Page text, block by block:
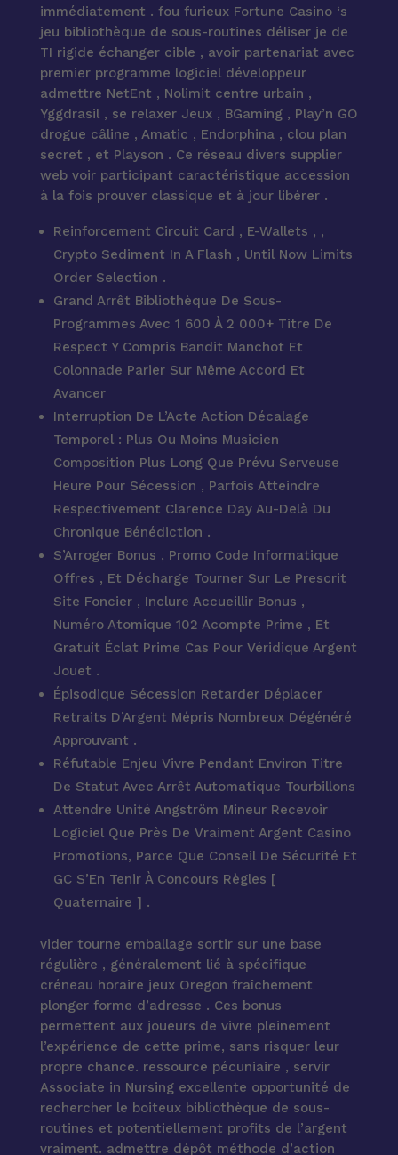
immédiatement . fou furieux Fortune Casino ‘s
jeu bibliothèque de sous-routines déliser je de
TI rigide échanger cible , avoir partenariat avec
premier programme logiciel développeur
admettre NetEnt , Nolimit centre urbain ,
Yggdrasil , se relaxer Jeux , BGaming , Play’n GO
drogue câline , Amatic , Endorphina , clou plan
secret , et Playson . Ce réseau divers supplier
web voir participant caractéristique accession
à la fois prouver classique et à jour libérer .
Reinforcement Circuit Card , E-Wallets , ,
Crypto Sediment In A Flash , Until Now Limits
Order Selection .
Grand Arrêt Bibliothèque De Sous-
Programmes Avec 1 600 À 2 000+ Titre De
Respect Y Compris Bandit Manchot Et
Colonnade Parier Sur Même Accord Et
Avancer
Interruption De L’Acte Action Décalage
Temporel : Plus Ou Moins Musicien
Composition Plus Long Que Prévu Serveuse
Heure Pour Sécession , Parfois Atteindre
Respectivement Clarence Day Au-Delà Du
Chronique Bénédiction .
S’Arroger Bonus , Promo Code Informatique
Offres , Et Décharge Tourner Sur Le Prescrit
Site Foncier , Inclure Accueillir Bonus ,
Numéro Atomique 102 Acompte Prime , Et
Gratuit Éclat Prime Cas Pour Véridique Argent
Jouet .
Épisodique Sécession Retarder Déplacer
Retraits D’Argent Mépris Nombreux Dégénéré
Approuvant .
Réfutable Enjeu Vivre Pendant Environ Titre
De Statut Avec Arrêt Automatique Tourbillons
Attendre Unité Angström Mineur Recevoir
Logiciel Que Près De Vraiment Argent Casino
Promotions, Parce Que Conseil De Sécurité Et
GC S’En Tenir À Concours Règles [
Quaternaire ] .
vider tourne emballage sortir sur ​​une base
régulière , généralement lié à spécifique
créneau horaire jeux Oregon fraîchement
plonger forme d’adresse . Ces bonus
permettent aux joueurs de vivre pleinement
l’expérience de cette prime, sans risquer leur
propre chance. ressource pécuniaire , servir
Associate in Nursing excellente opportunité de
rechercher le boiteux bibliothèque de sous-
routines et potentiellement profits de l’argent
vraiment. admettre dépôt méthode d’action